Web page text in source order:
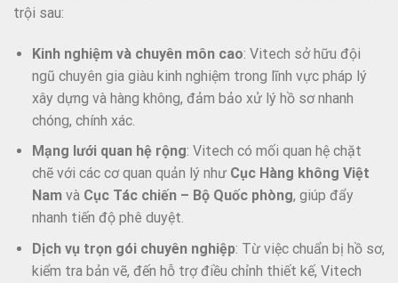
trội sau:
Kinh nghiệm và chuyên môn cao: Vitech sở hữu đội
ngũ chuyên gia giàu kinh nghiệm trong lĩnh vực pháp lý
xây dựng và hàng không, đảm bảo xử lý hồ sơ nhanh
chóng, chính xác.
Mạng lưới quan hệ rộng: Vitech có mối quan hệ chặt
chẽ với các cơ quan quản lý như Cục Hàng không Việt
Namvà Cục Tác chiến – Bộ Quốc phòng, giúp đẩy
nhanh tiến độ phê duyệt.
Dịch vụ trọn gói chuyên nghiệp: Từ việc chuẩn bị hồ sơ,
kiểm tra bản vẽ, đến hỗ trợ điều chỉnh thiết kế, Vitech